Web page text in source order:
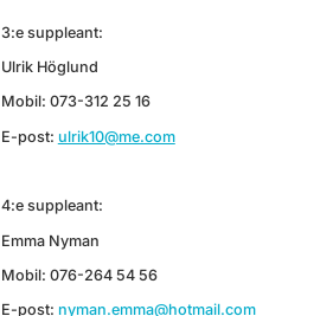
3:e suppleant:
Ulrik Höglund
Mobil: 073-312 25 16
E-post: ulrik10@me.com
4:e suppleant:
Emma Nyman
Mobil: 076-264 54 56
E-post: nyman.emma@hotmail.com